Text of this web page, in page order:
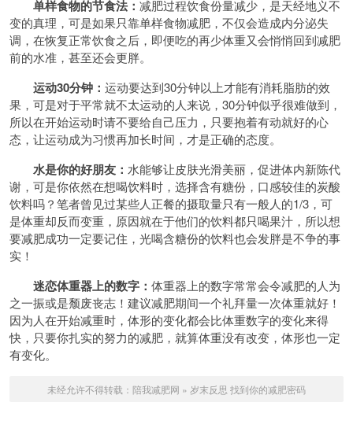
单样食物的节食法： 减肥过程饮食份量减少，是天经地义不
变的真理，可是如果只靠单样食物减肥，不仅会造成内分泌失
调，在恢复正常饮食之后，即便吃的再少体重又会悄悄回到减肥
前的水准，甚至还会更胖。
运动30分钟： 运动要达到30分钟以上才能有消耗脂肪的效
果，可是对于平常就不太运动的人来说，30分钟似乎很难做到，
所以在开始运动时请不要给自己压力，只要抱着有动就好的心
态，让运动成为习惯再加长时间，才是正确的态度。
水是你的好朋友： 水能够让皮肤光滑美丽，促进体内新陈代
谢，可是你依然在想喝饮料时，选择含有糖份，口感较佳的炭酸
饮料吗？笔者曾见过某些人正餐的摄取量只有一般人的1/3，可
是体重却反而变重，原因就在于他们的饮料都只喝果汁 ，所以想
要减肥成功一定要记住，光喝含糖份的饮料也会发胖是不争的事
实！
迷恋体重器上的数字： 体重器上的数字常常会令减肥的人为
之一振或是颓废丧志！建议减肥期间一个礼拜量一次体重就好！
因为人在开始减重时，体形的变化都会比体重数字的变化来得
快，只要你扎实的努力的减肥，就算体重没有改变，体形也一定
有变化。
未经允许不得转载： 陪我减肥网 » 岁末反思 找到你的减肥密码